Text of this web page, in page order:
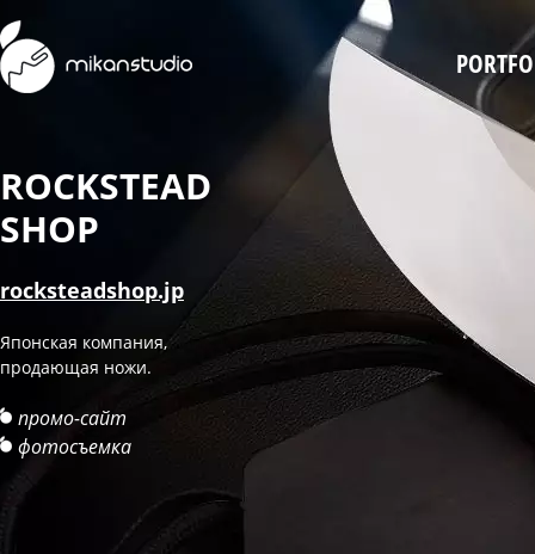
to
ROCKSTEAD
SHOP
rocksteadshop.jp
Японская компания,
продающая ножи.
промо-сайт
фотосъемка